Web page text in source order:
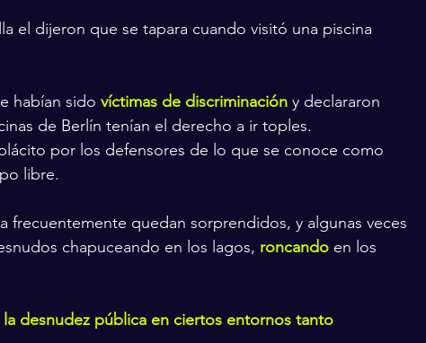
el dijeron que se tapara cuando visitó una piscina
habían sido víctimas de discriminación y declararon
de Berlín tenían el derecho a ir toples.
por los defensores de lo que se conoce como
libre.
frecuentemente quedan sorprendidos, y algunas veces
chapuceando en los lagos, roncando en los
la desnudez pública en ciertos entornos tanto